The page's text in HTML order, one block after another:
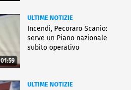
01:59
ULTIME NOTIZIE
Incendi, Pecoraro Scanio:
serve un Piano nazionale
subito operativo
ULTIME NOTIZIE